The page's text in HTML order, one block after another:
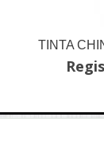
TINTA